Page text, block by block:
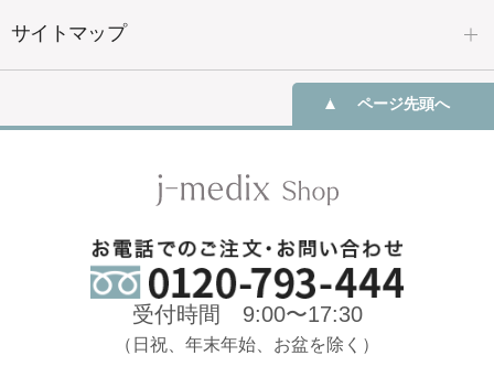
サイトマップ
ページ先頭へ
受付時間 9:00〜17:30
（日祝、年末年始、お盆を除く）